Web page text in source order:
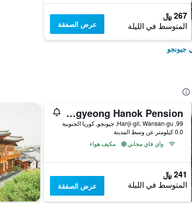
267 ﷼
المتوسط في الليلة عرض الصفقة
جيونجو
Jeonju Dangyeong Hanok Pension
99, Hanji-gil, Wansan-gu, جيونجو, كوريا الجنوبية
0.0 كيلومتر عن وسط المدينة
واي فاي مجاني
مكيف هواء
241 ﷼
المتوسط في الليلة عرض الصفقة